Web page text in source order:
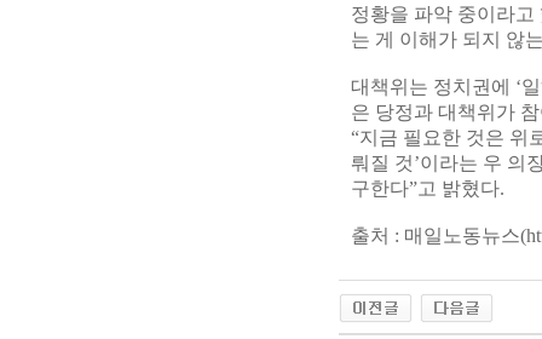
정황을 파악 중이라
는 게 이해가 되지 않
대책위는 정치권에 ‘
은 당정과 대책위가
“지금 필요한 것은 위
뤄질 것’이라는 우 의
구한다”고 밝혔다.
출처 : 매일노동뉴스(